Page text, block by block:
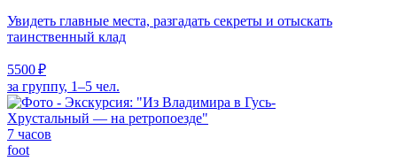
Увидеть главные места, разгадать секреты и отыскать
таинственный клад
5500 ₽
за группу, 1–5 чел.
7 часов
foot